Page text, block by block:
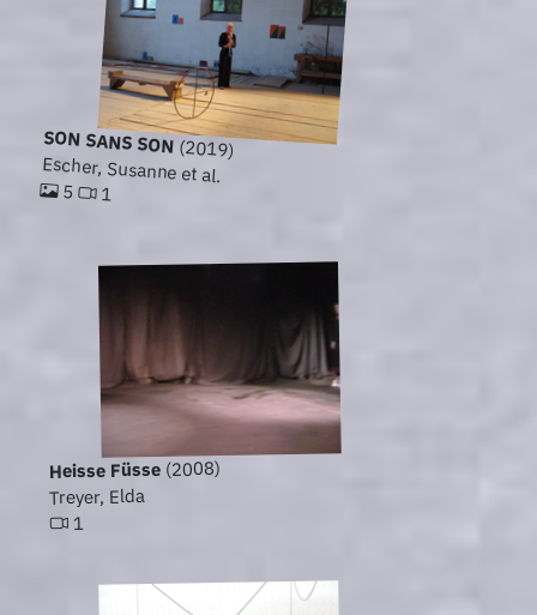
SON SANS SON(2019)
Escher, Susanne et al.
5 1
Heisse Füsse(2008)
Treyer, Elda
1